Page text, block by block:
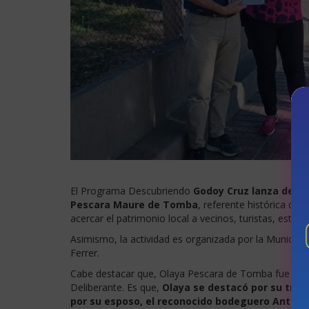
El Programa Descubriendo Godoy Cruz lanza de
Pescara Maure de Tomba, referente histórica de
acercar el patrimonio local a vecinos, turistas,
Asimismo, la actividad es organizada por la
Ferrer.
Cabe destacar que, Olaya Pescara de Tomba fue
Deliberante. Es que, Olaya se destacó por su
por su esposo, el reconocido bodeguero